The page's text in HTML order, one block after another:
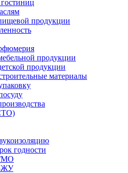
продукции
продукции
продукции
материалы
годности